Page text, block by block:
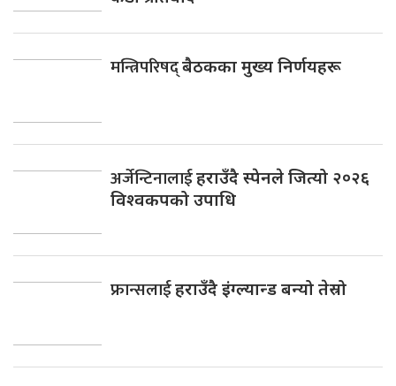
मन्त्रिपरिषद्बैठकका मुख्य निर्णयहरू
अर्जेन्टिनालाईहराउँदै स्पेनले जित्यो २०२६
विश्वकपको उपाधि
फ्रान्सलाईहराउँदै इंग्ल्यान्ड बन्यो तेस्रो